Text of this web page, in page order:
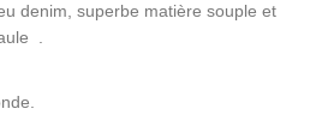
denim, superbe matière souple et
.